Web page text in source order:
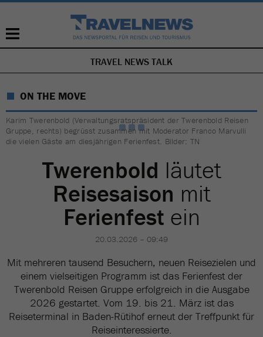
NAVIGATION
ÜBERSPRINGEN
TRAVEL NEWS TALK
ON THE MOVE
Karim Twerenbold (Verwaltungsratspräsident der Twerenbold Reisen
Gruppe, rechts) begrüsst zusammen mit Moderator Franco Marvulli
die vielen Gäste am diesjährigen Ferienfest. Bilder: TN
Twerenbold läutet
Reisesaison mit
Ferienfest ein
20.03.2026 – 09:49
Mit mehreren tausend Besuchern, neuen Reisezielen und
einem vielseitigen Programm ist das Ferienfest der
Twerenbold Reisen Gruppe erfolgreich in die Ausgabe
2026 gestartet. Vom 19. bis 21. März ist das
Reiseterminal in Baden-Rütihof erneut der Treffpunkt für
Reiseinteressierte.